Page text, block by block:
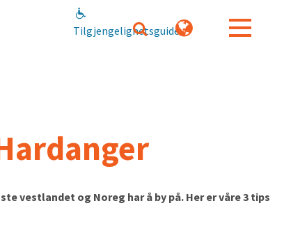
Tilgjengelighetsguide
vestlandet og Noreg har å by på. Her er våre 3 tips